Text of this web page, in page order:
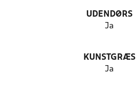
UDENDØRS
Ja
KUNSTGRÆS
Ja